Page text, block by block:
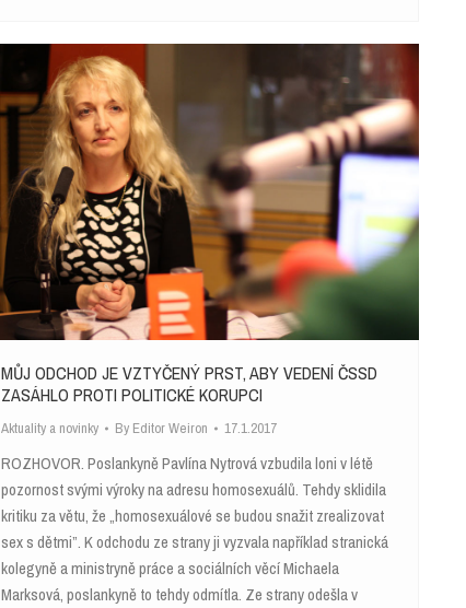
MŮJ ODCHOD JE VZTYČENÝ PRST, ABY VEDENÍ ČSSD
ZASÁHLO PROTI POLITICKÉ KORUPCI
Aktuality a novinky By Editor Weiron 17.1.2017
ROZHOVOR. Poslankyně Pavlína Nytrová vzbudila loni v létě
pozornost svými výroky na adresu homosexuálů. Tehdy sklidila
kritiku za větu, že „homosexuálové se budou snažit zrealizovat
sex s dětmi”. K odchodu ze strany ji vyzvala například stranická
kolegyně a ministryně práce a sociálních věcí Michaela
Marksová, poslankyně to tehdy odmítla. Ze strany odešla v